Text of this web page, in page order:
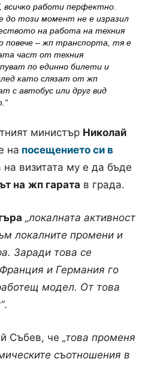
работи перфектно.
до този момент не е изразил
на работа на техния
– жп транспорта, тя е
част от техния
по единно билети и
като слязат от жп
с автобус или друг вид
министър Николай
на посещението си в
на визитата му е да бъде
на жп гарата в града.
„локалната активност
локалните промени и
Заради това се
и Германия го
модел. От това
.
Събев, че „това променя
съотношения в